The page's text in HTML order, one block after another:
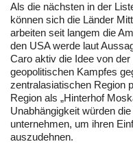
Als die nächsten in der
können sich die Länder
arbeiten seit langem die
den USA werde laut
Caro aktiv die Idee von
geopolitischen Kampfes
zentralasiatischen Region
Region als „Hinterhof
Unabhängigkeit würden
unternehmen, um ihren
auszudehnen.